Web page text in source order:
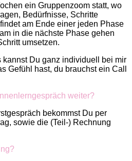
ein Gruppenzoom statt, wo
Bedürfnisse, Schritte
am Ende einer jeden Phase
in die nächste Phase gehen
umsetzen.
kannst Du ganz individuell bei mir
Gefühl hast, du brauchst ein Call
weiter?
bekommst Du per
sowie die (Teil-) Rechnung